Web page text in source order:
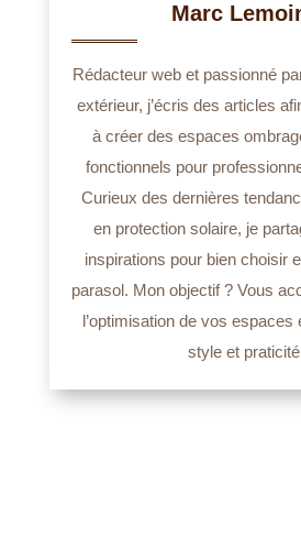
Marc
Rédacteur web et passionné
extérieur, j’écris des articles
à créer des espaces
fonctionnels pour
Curieux des dernières
en protection solaire, je
inspirations pour bien choisir
parasol. Mon objectif ? Vous
l’optimisation de vos espaces
style et